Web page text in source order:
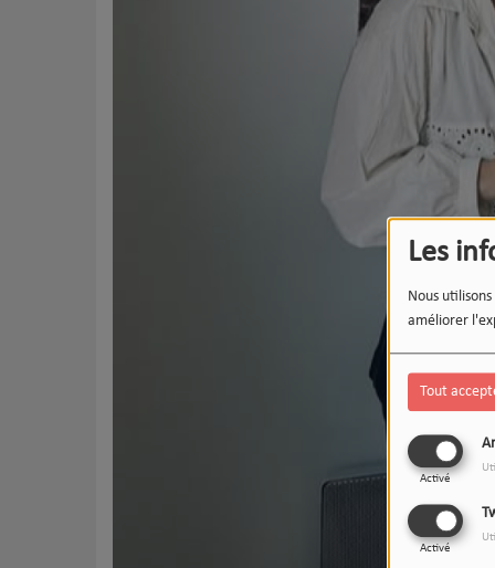
Les
Nous
améliorer
Tout
Activé
Activé